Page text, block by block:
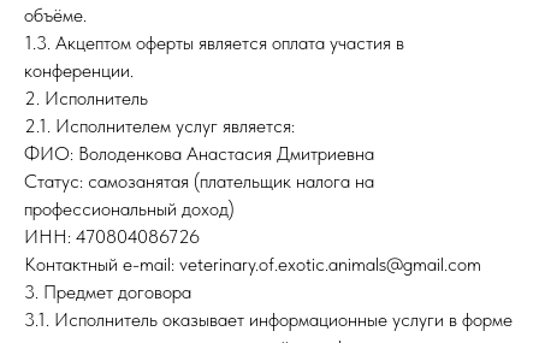
объёме.
1.3. Акцептом оферты является оплата участия в
конференции.
2. Исполнитель
2.1. Исполнителем услуг является:
ФИО: Володенкова Анастасия Дмитриевна
Статус: самозанятая (плательщик налога на
профессиональный доход)
ИНН: 470804086726
Контактный e-mail: veterinary.of.exotic.animals@gmail.com
3. Предмет договора
3.1. Исполнитель оказывает информационные услуги в форме